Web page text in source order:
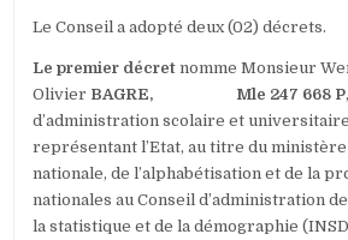
Le Conseil a adopté deux (02) décrets.
Le premier décret nomme Monsieur
Olivier BAGRE, Mle 247 668 P
d’administration scolaire et
représentant l’Etat, au titre du ministère
nationale, de l’alphabétisation et de la
nationales au Conseil d’administration
la statistique et de la démographie